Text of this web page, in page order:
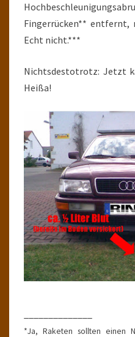
Fingerrücken** entfernt,
Echt nicht.***
Nichtsdestotrotz: Jetzt
Heißa!
*Ja, Raketen sollten einen